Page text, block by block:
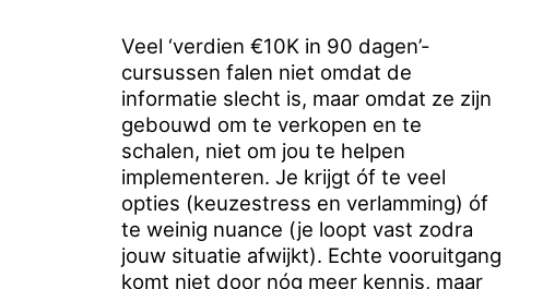
Veel ‘verdien €10K in 90 dagen’-
cursussen falen niet omdat de
informatie slecht is, maar omdat ze zijn
gebouwd om te verkopen en te
schalen, niet om jou te helpen
implementeren. Je krijgt óf te veel
opties (keuzestress en verlamming) óf
te weinig nuance (je loopt vast zodra
jouw situatie afwijkt). Echte vooruitgang
komt niet door nóg meer kennis, maar